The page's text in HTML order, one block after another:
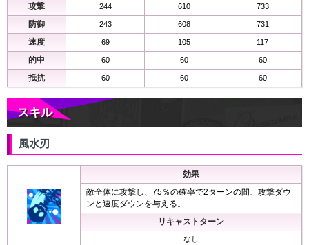
攻撃 244 610 733
防御 243 608 731
速度 69 105 117
的中 60 60 60
抵抗 60 60 60
スキル
風水刃
効果
敵全体に攻撃し、75％の確率で2ターンの間、攻撃ダウ
ンと速度ダウンを与える。
リキャストターン
なし